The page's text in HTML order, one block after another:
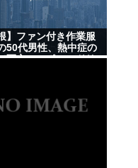
】ファン付き作業服
50代男性、熱中症の
死亡…スポーツドリ